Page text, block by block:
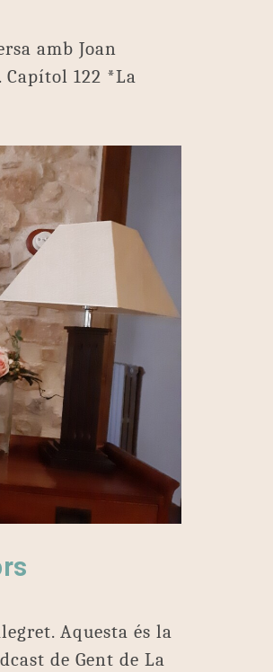
amb Joan
122 *La
Aquesta és la
de Gent de La